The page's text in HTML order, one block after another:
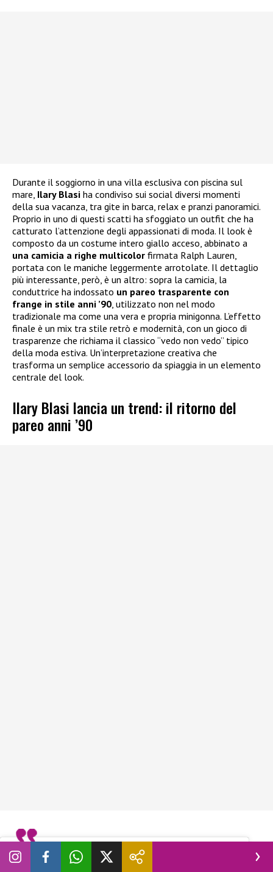
Durante il soggiorno in una villa esclusiva con piscina sul
mare, Ilary Blasi ha condiviso sui social diversi momenti
della sua vacanza, tra gite in barca, relax e pranzi panoramici.
Proprio in uno di questi scatti ha sfoggiato un outfit che ha
catturato l’attenzione degli appassionati di moda. Il look è
composto da un costume intero giallo acceso, abbinato a
una camicia a righe multicolor firmata Ralph Lauren,
portata con le maniche leggermente arrotolate. Il dettaglio
più interessante, però, è un altro: sopra la camicia, la
conduttrice ha indossato un pareo trasparente con
frange in stile anni ’90 , utilizzato non nel modo
tradizionale ma come una vera e propria minigonna. L’effetto
finale è un mix tra stile retrò e modernità, con un gioco di
trasparenze che richiama il classico “vedo non vedo” tipico
della moda estiva. Un’interpretazione creativa che
trasforma un semplice accessorio da spiaggia in un elemento
centrale del look.
Ilary Blasi lancia un trend: il ritorno del
pareo anni ’90